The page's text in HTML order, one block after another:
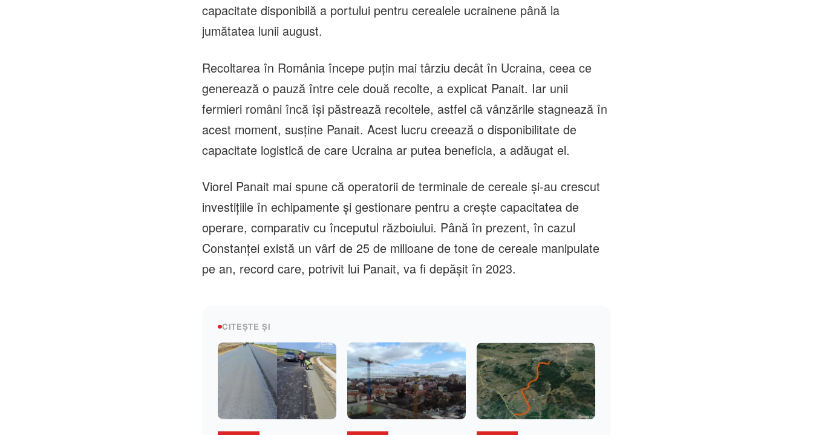
capacitate disponibilă a portului pentru cerealele ucrainene până la
jumătatea lunii august.
Recoltarea în România începe puţin mai târziu decât în Ucraina, ceea ce
generează o pauză între cele două recolte, a explicat Panait. Iar unii
fermieri români încă îşi păstrează recoltele, astfel că vânzările stagnează în
acest moment, susţine Panait. Acest lucru creează o disponibilitate de
capacitate logistică de care Ucraina ar putea beneficia, a adăugat el.
Viorel Panait mai spune că operatorii de terminale de cereale şi-au crescut
investiţiile în echipamente şi gestionare pentru a creşte capacitatea de
operare, comparativ cu începutul războiului. Până în prezent, în cazul
Constanţei există un vârf de 25 de milioane de tone de cereale manipulate
pe an, record care, potrivit lui Panait, va fi depăşit în 2023.
CITEȘTE ȘI